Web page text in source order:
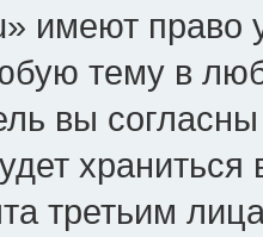
имеют право
тему в
вы
третьим